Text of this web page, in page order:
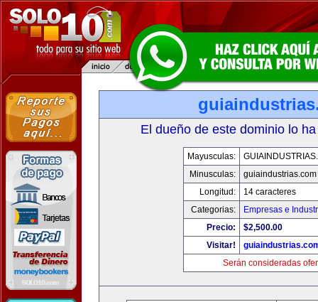
El dueño de este dominio lo
Mayusculas:
Minusculas:
guiaindustrias.com
Longitud:
14 caracteres
Categorias:
Empresas e
Precio:
$2,500.00
Visitar!
Serán consideradas